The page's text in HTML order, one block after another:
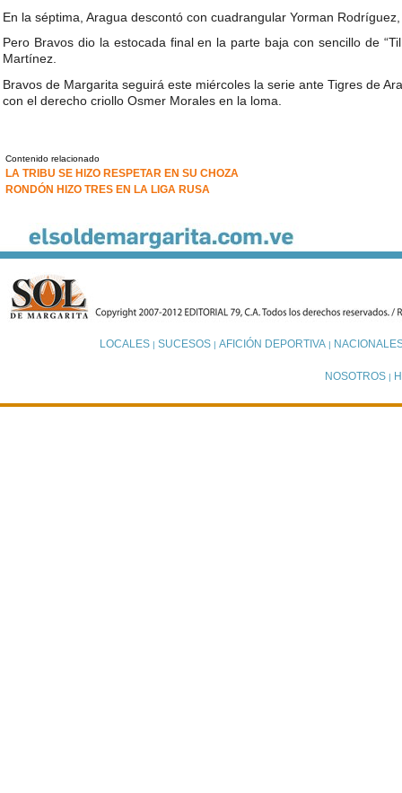
En la séptima, Aragua descontó con cuadrangular Yorman
Pero Bravos dio la estocada final en la parte baja con sencillo de
Martínez.
Bravos de Margarita seguirá este miércoles la serie ante Tigres de
con el derecho criollo Osmer Morales en la loma.
Contenido relacionado
LA TRIBU SE HIZO RESPETAR EN SU CHOZA
RONDÓN HIZO TRES EN LA LIGA RUSA
LOCALES| SUCESOS| AFICIÓN DEPORTIVA|
NOSOTROS |